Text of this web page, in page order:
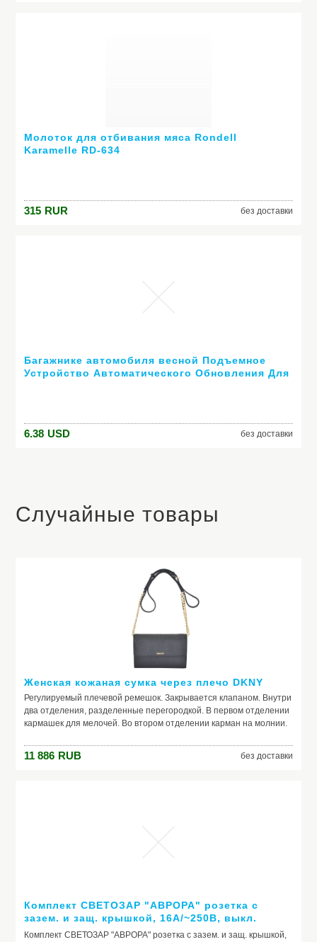
Молоток для отбивания мяса Rondell
Karamelle RD-634
315 RUR без доставки
Багажнике автомобиля весной Подъемное
Устройство Автоматического Обновления Для
6.38 USD без доставки
Случайные товары
Женская кожаная сумка через плечо DKNY
Регулируемый плечевой ремешок. Закрывается клапаном. Внутри
два отделения, разделенные перегородкой. В первом отделении
кармашек для мелочей. Во втором отделении карман на молнии.
11 886 RUB без доставки
Комплект СВЕТОЗАР "АВРОРА" розетка с
зазем. и защ. крышкой, 16А/~250В, выкл.
одноклав. IP44, цвет серо-белый, 10А/~250В
Комплект СВЕТОЗАР "АВРОРА" розетка с зазем. и защ. крышкой,